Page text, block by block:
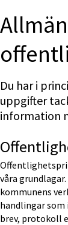
Du har i
uppgifter
information
våra
kommunens
handlingar som
brev, protokoll